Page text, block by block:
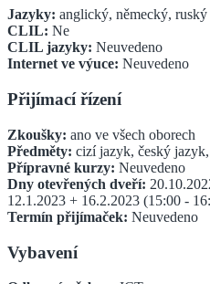
Jazyky: anglický, německý, ruský
CLIL: Ne
CLIL jazyky: Neuvedeno
Internet ve výuce: Neuvedeno
Přijímací řízení
Zkoušky: ano ve všech oborech
Předměty: cizí jazyk, český
Přípravné kurzy: Neuvedeno
Dny otevřených dveří:
12.1.2023 + 16.2.2023 (15:00 -
Termín přijímaček: Neuvedeno
Vybavení